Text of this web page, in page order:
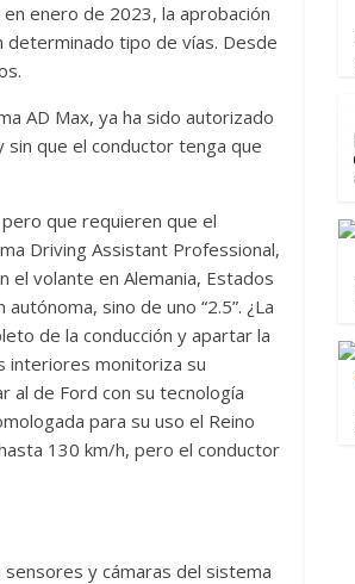
enero de 2023, la aprobación
determinado tipo de vías. Desde
AD Max, ya ha sido autorizado
sin que el conductor tenga que
que requieren que el
Driving Assistant Professional,
el volante en Alemania, Estados
sino de uno “2.5”. ¿La
de la conducción y apartar la
interiores monitoriza su
al de Ford con su tecnología
para su uso el Reino
130 km/h, pero el conductor
y cámaras del sistema